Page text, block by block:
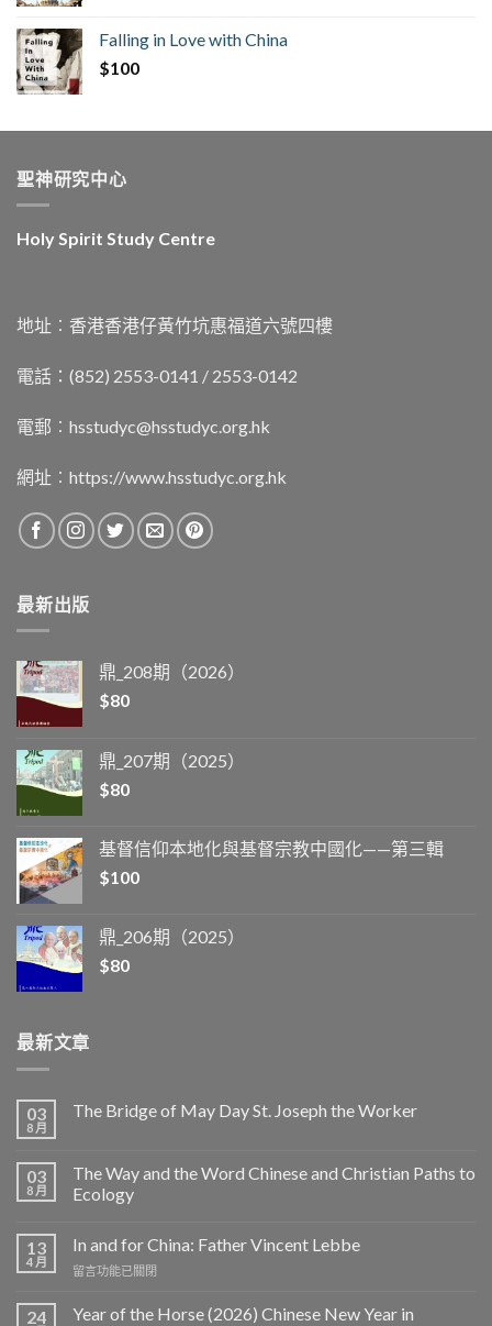
Falling in Love with China
$100
聖神研究中心
Holy Spirit Study Centre
地址︰香港香港仔黃竹坑惠福道六號四樓
電話：(852) 2553-0141 / 2553-0142
電郵︰ hsstudyc@hsstudyc.org.hk
網址︰ https://www.hsstudyc.org.hk
最新出版
鼎_208期（2026）
$80
鼎_207期（2025）
$80
基督信仰本地化與基督宗教中國化——第三輯
$100
鼎_206期（2025）
$80
最新文章
03
8 月
The Bridge of May Day St. Joseph the Worker
03
8 月
The Way and the Word Chinese and Christian Paths to
Ecology
13
4 月
In and for China: Father Vincent Lebbe
在
and
留言功能已關閉
24
Year of the Horse (2026) Chinese New Year in